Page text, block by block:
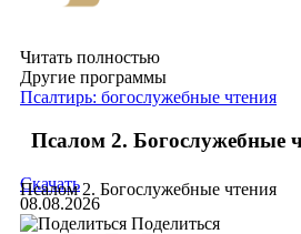
Читать полностью
Другие программы
Псалтирь: богослужебные чтения
Псалом 2. Богослужебные
Псалом 2. Богослужебные чтения
Скачать
08.08.2026
Поделиться